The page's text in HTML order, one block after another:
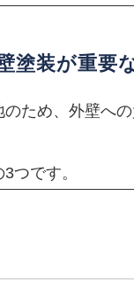
塗装が重要
ため、外壁へ
つです。